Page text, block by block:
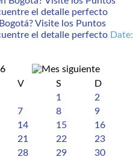
Visite los Puntos
el detalle perfecto Date:
V S
D
1
2
7 8
9
14 15
16
21 22
23
28 29
30